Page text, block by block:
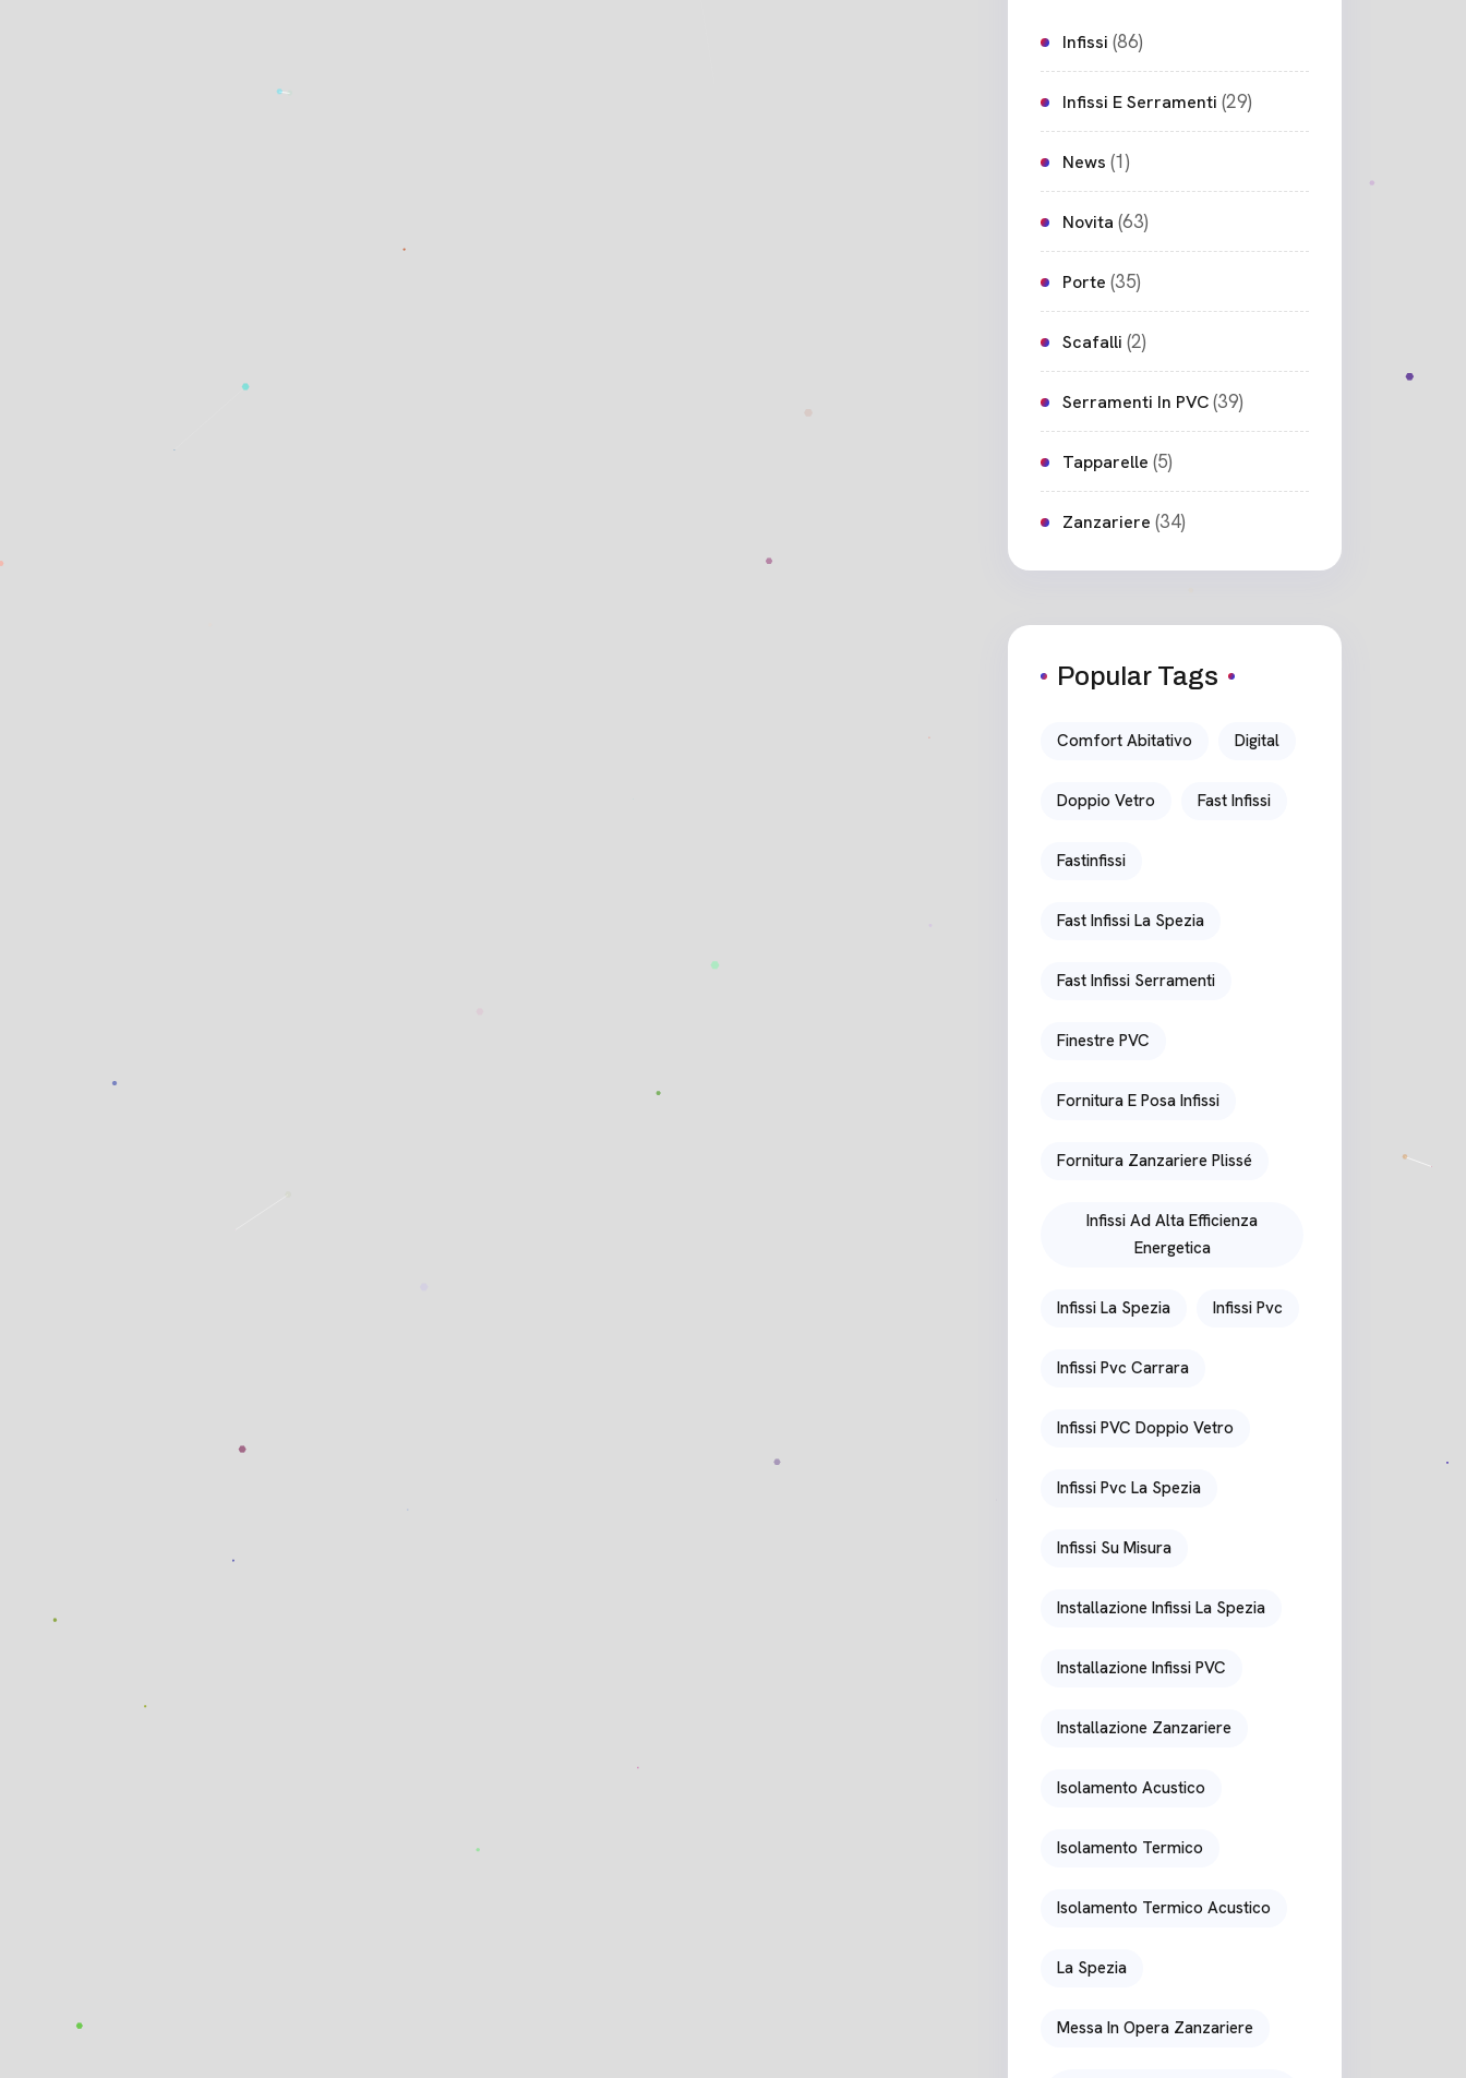
Infissi (86)
Infissi E Serramenti (29)
News (1)
Novita (63)
Porte (35)
Scafalli (2)
Serramenti In PVC(39)
Tapparelle (5)
Zanzariere (34)
Popular Tags
Comfort Abitativo Digital
Doppio Vetro Fast Infissi
Fastinfissi
Fast Infissi La Spezia
Fast Infissi Serramenti
Finestre PVC
Fornitura E Posa Infissi
Fornitura Zanzariere Plissé
Infissi Ad Alta Efficienza
Energetica
Infissi La Spezia Infissi Pvc
Infissi Pvc Carrara
Infissi PVC Doppio Vetro
Infissi Pvc La Spezia
Infissi Su Misura
Installazione Infissi La Spezia
Installazione Infissi PVC
Installazione Zanzariere
Isolamento Acustico
Isolamento Termico
Isolamento Termico Acustico
La Spezia
Messa In Opera Zanzariere